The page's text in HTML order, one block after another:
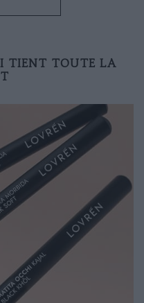
TIENT TOUTE LA